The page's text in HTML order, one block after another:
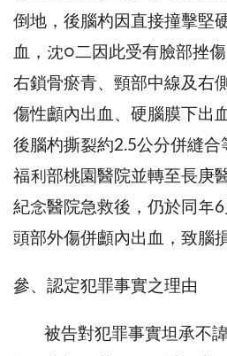
倒地，後腦杓因直接撞擊堅
血，沈○二因此受有臉部挫
右鎖骨瘀青、頸部中線及右
傷性顱內出血、硬腦膜下出
後腦杓撕裂約2.5公分併縫合
福利部桃園醫院並轉至長庚
紀念醫院急救後，仍於同年
頭部外傷併顱內出血，致腦
參、認定犯罪事實之理由
被告對犯罪事實坦承不諱